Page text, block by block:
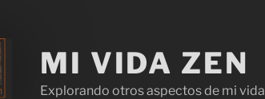
MI VIDA ZEN
Explorando otros aspectos de mi vida